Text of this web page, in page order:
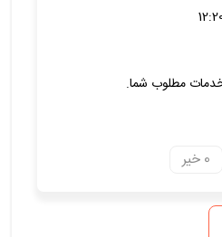
مطلوب شما.